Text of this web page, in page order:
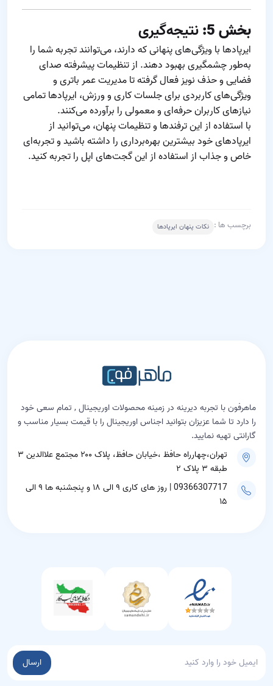
بخش 5: نتیجه‌گیری
ایرپادها با ویژگی‌های پنهانی که دارند، می‌توانند تجربه شما را
به‌طور چشمگیری بهبود دهند. از تنظیمات پیشرفته صدای
فضایی و حذف نویز فعال گرفته تا مدیریت عمر باتری و
ویژگی‌های کاربردی برای جلسات کاری و ورزش، ایرپادها تمامی
نیازهای کاربران حرفه‌ای و معمولی را برآورده می‌کنند.
با استفاده از این ترفندها و تنظیمات پنهان، می‌توانید از
ایرپادهای خود بیشترین بهره‌برداری را داشته باشید و تجربه‌ای
خاص و جذاب از استفاده از این گجت‌های اپل را تجربه کنید.
برچسب ها : نکات پنهان ایرپادها
ماهرفون با تجربه دیرینه در زمینه محصولات اوریجینال , تمام سعی خود
را دارد تا شما عزیزان بتوانید اجناس اوریجینال را با قیمت بسیار مناسب و
گارانتی تهیه نمایید.
تهران،چهارراه حافظ ،خیابان حافظ، پلاک ۲۰۰ مجتمع علاالدین ۳
طبقه ۳ پلاک ۲
09366307717 | روز های کاری ۹ الی ۱۸ و پنجشنبه ها ۹ الی
۱۵
ارسال